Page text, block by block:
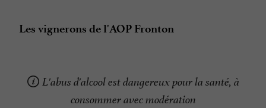
Les vignerons de l'AOP Fronton
L'abus d'alcool est dangereux pour la santé, à
consommer avec modération